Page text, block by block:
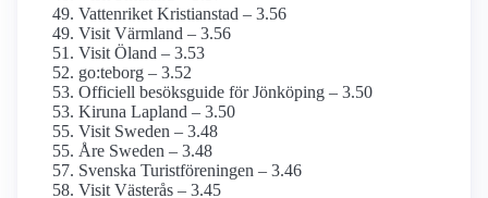
Vattenriket Kristianstad – 3.56
Visit Värmland – 3.56
Visit Öland – 3.53
go:teborg – 3.52
Officiell besöksguide för Jönköping – 3.50
Kiruna Lapland – 3.50
Visit Sweden – 3.48
Åre Sweden – 3.48
Svenska Turistföreningen – 3.46
Visit Västerås – 3.45